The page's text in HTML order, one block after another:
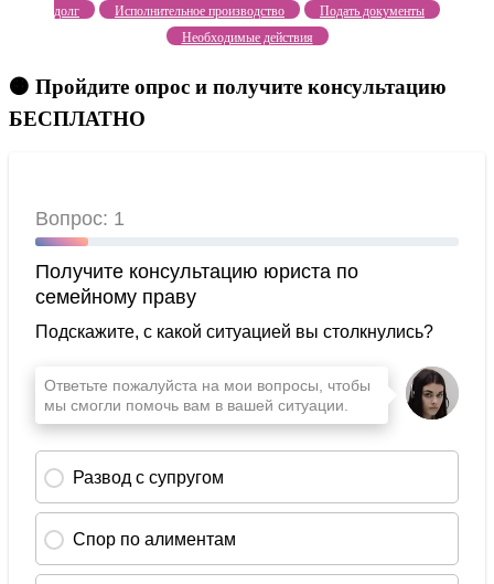
долг Исполнительное производство
Подать документы
Необходимые действия
🟠 Пройдите опрос и получите консультацию
БЕСПЛАТНО